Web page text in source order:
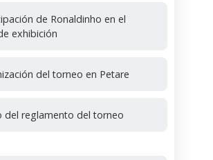
de Ronaldinho en el
exhibición
del torneo en Petare
del reglamento del torneo